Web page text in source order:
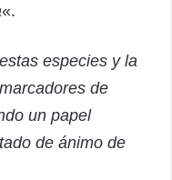
«.
especies y la
de
un papel
de ánimo de